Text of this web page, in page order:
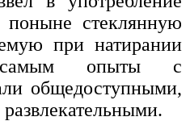
стеклянную
при натирании
опыты с
общедоступными,